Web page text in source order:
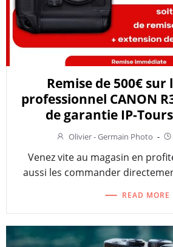
Remise de 500€
professionnel CANON
de garantie IP-
Olivier - Germain Photo -
Venez vite au magasin en
aussi les commander
READ MORE